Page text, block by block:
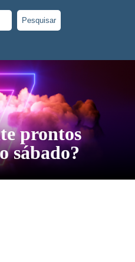
Pesquisar
prontos
sábado?